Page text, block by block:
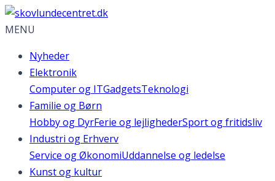
MENU
Nyheder
Elektronik
Computer og ITGadgetsTeknologi
Familie og Børn
Hobby og DyrFerie og lejlighederSport og fritidsliv
Industri og Erhverv
Service og ØkonomiUddannelse og ledelse
Kunst og kultur